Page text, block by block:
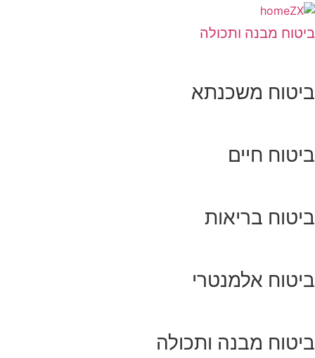
ביטוח מבנה ותכולה
ביטוח משכנתא
ביטוח חיים
ביטוח בריאות
ביטוח אלמנטרי
ביטוח מבנה ותכולה